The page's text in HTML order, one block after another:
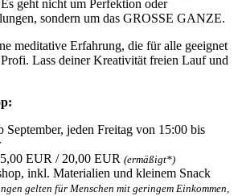
geht nicht um Perfektion oder
sondern um das GROSSE GANZE.
meditative Erfahrung, die für alle geeignet
Lass deiner Kreativität freien Lauf und
September, jeden Freitag von 15:00 bis
EUR / 20,00 EUR (ermäßigt*)
inkl. Materialien und kleinem Snack
gelten für Menschen mit geringem Einkommen,